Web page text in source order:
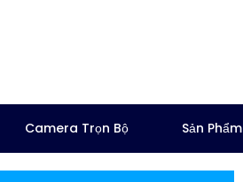
Camera Trọn Bộ Sản Phẩm